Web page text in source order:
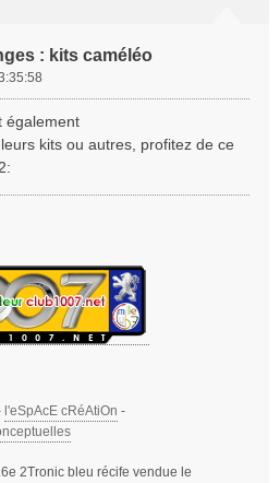
: kits caméléo
également
kits ou autres, profitez de ce
l'eSpAcE cRéAtiOn -
2Tronic bleu récife vendue le